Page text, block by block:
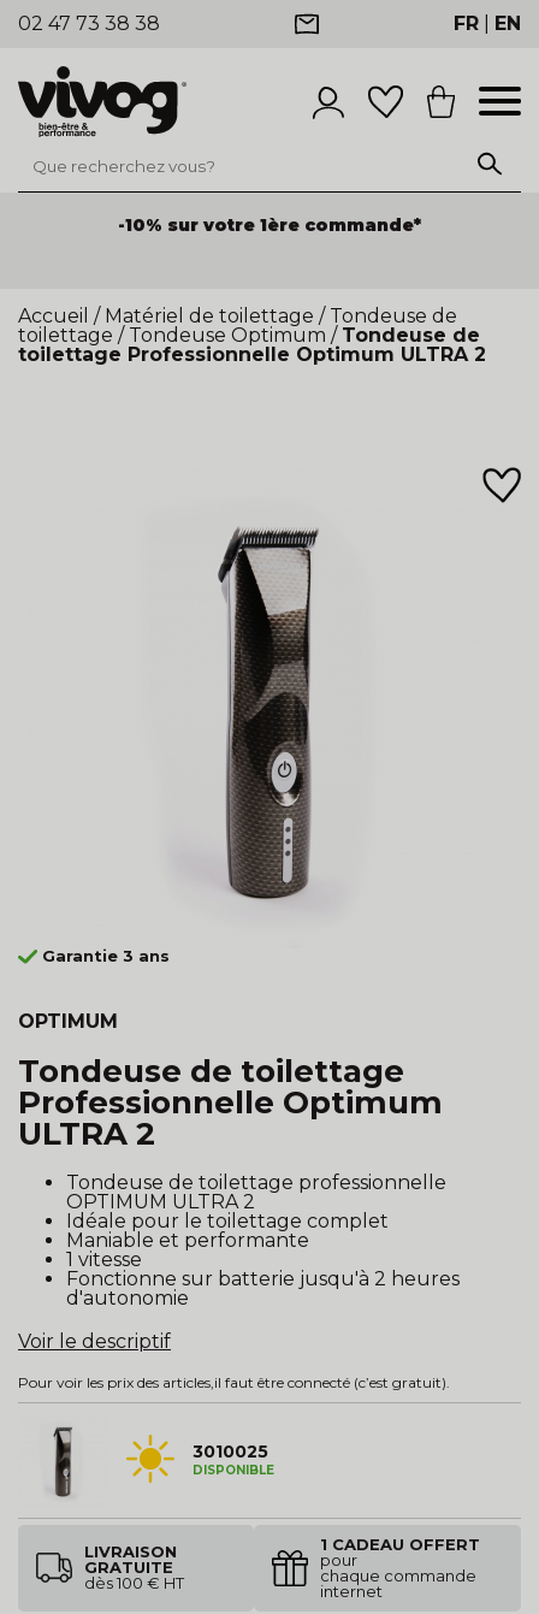
02 47 73 38 38 FR EN
-10% sur votre 1ère commande*
Accueil / Matériel de toilettage / Tondeuse de
toilettage / Tondeuse Optimum / Tondeuse de
toilettage Professionnelle Optimum ULTRA 2
Garantie 3 ans
OPTIMUM
Tondeuse de toilettage
Professionnelle Optimum
ULTRA 2
Tondeuse de toilettage professionnelle
OPTIMUM ULTRA 2
Idéale pour le toilettage complet
Maniable et performante
1 vitesse
Fonctionne sur batterie jusqu'à 2 heures
d'autonomie
Voir le descriptif
Pour voir les prix des articles, il faut être connecté (c’est gratuit).
3010025
DISPONIBLE
LIVRAISON
GRATUITE
dès 100 € HT
1 CADEAU OFFERT
pour
chaque commande
internet